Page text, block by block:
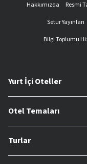
Hakkımızda Resmi
Setur Yayınları
Bilgi Toplumu
Yurt İçi Oteller
Otel Temaları
Turlar